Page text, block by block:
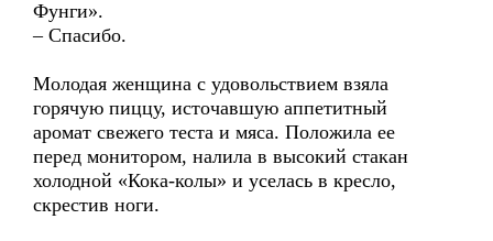
Фунги».
– Спасибо.
Молодая женщина с удовольствием взяла
горячую пиццу, источавшую аппетитный
аромат свежего теста и мяса. Положила ее
перед монитором, налила в высокий стакан
холодной «Кока-колы» и уселась в кресло,
скрестив ноги.